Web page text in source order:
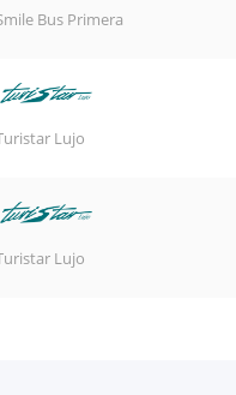
Bus Primera
Lujo
Lujo